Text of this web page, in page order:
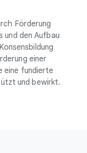
Förderung
und den Aufbau
einer
eine fundierte
und bewirkt.